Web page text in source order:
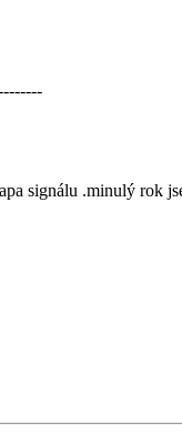
signálu .minulý rok